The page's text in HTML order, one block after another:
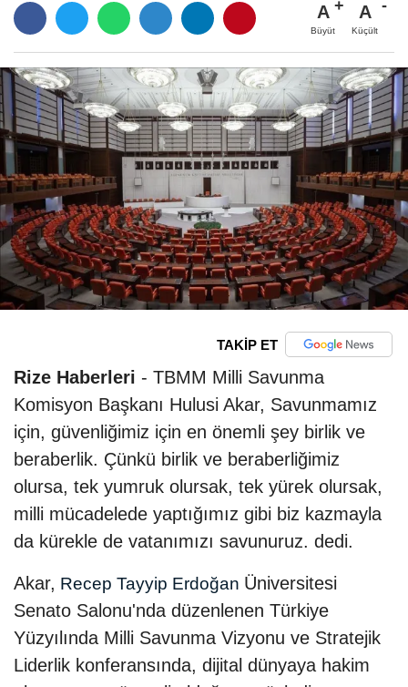
A
Büyüt
A
Küçült
TAKİP ET
Rize Haberleri - TBMM Milli Savunma
Komisyon Başkanı Hulusi Akar, Savunmamız
için, güvenliğimiz için en önemli şey birlik ve
beraberlik. Çünkü birlik ve beraberliğimiz
olursa, tek yumruk olursak, tek yürek olursak,
milli mücadelede yaptığımız gibi biz kazmayla
da kürekle de vatanımızı savunuruz. dedi.
Akar, Recep Tayyip Erdoğan Üniversitesi
Senato Salonu'nda düzenlenen Türkiye
Yüzyılında Milli Savunma Vizyonu ve Stratejik
Liderlik konferansında, dijital dünyaya hakim